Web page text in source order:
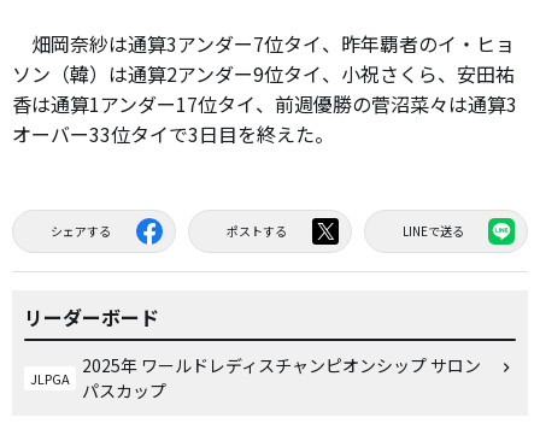
畑岡奈紗は通算3アンダー7位タイ、昨年覇者のイ・ヒョ
ソン（韓）は通算2アンダー9位タイ、小祝さくら、安田祐
香は通算1アンダー17位タイ、前週優勝の菅沼菜々は通算3
オーバー33位タイで3日目を終えた。
シェアする ポストする LINEで送る
リーダーボード
JLPGA
2025年 ワールドレディスチャンピオンシップ サロン
パスカップ